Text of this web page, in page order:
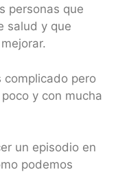
personas que
salud y que
complicado pero
y con mucha
un episodio en
podemos